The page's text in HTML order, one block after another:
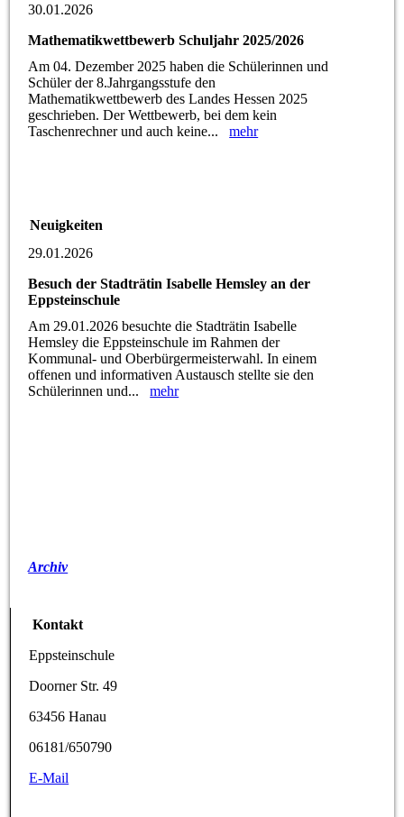
30.01.2026
Mathematikwettbewerb Schuljahr 2025/2026
Am 04. Dezember 2025 haben die Schülerinnen und
Schüler der 8.Jahrgangsstufe den
Mathematikwettbewerb des Landes Hessen 2025
geschrieben. Der Wettbewerb, bei dem kein
Taschenrechner und auch keine...mehr
Neuigkeiten
29.01.2026
Besuch der Stadträtin Isabelle Hemsley an der
Eppsteinschule
Am 29.01.2026 besuchte die Stadträtin Isabelle
Hemsley die Eppsteinschule im Rahmen der
Kommunal- und Oberbürgermeisterwahl. In einem
offenen und informativen Austausch stellte sie den
Schülerinnen und...mehr
Archiv
Kontakt
Eppsteinschule
Doorner Str. 49
63456 Hanau
06181/650790
E-Mail